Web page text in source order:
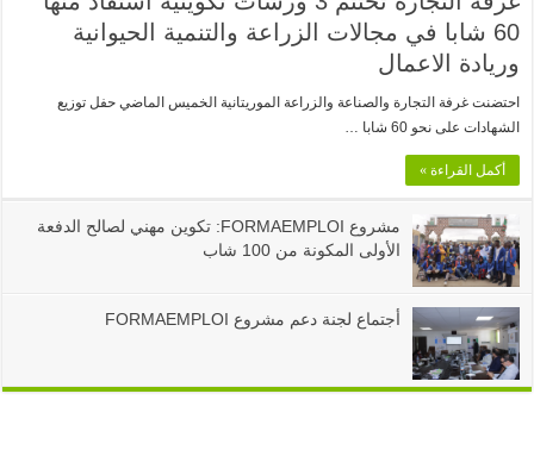
60 شابا في مجالات الزراعة والتنمية الحيوانية
وريادة الاعمال
احتضنت غرفة التجارة والصناعة والزراعة الموريتانية الخميس الماضي حفل توزيع
الشهادات على نحو 60 شابا …
أكمل القراءة »
مشروع FORMAEMPLOI: تكوين مهني لصالح الدفعة
الأولى المكونة من 100 شاب
أجتماع لجنة دعم مشروع FORMAEMPLOI